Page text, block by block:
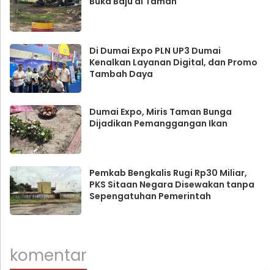
Di Dumai Expo PLN UP3 Dumai
Kenalkan Layanan Digital, dan Promo
Tambah Daya
Dumai Expo, Miris Taman Bunga
Dijadikan Pemanggangan Ikan
Pemkab Bengkalis Rugi Rp30 Miliar,
PKS Sitaan Negara Disewakan tanpa
Sepengatuhan Pemerintah
komentar